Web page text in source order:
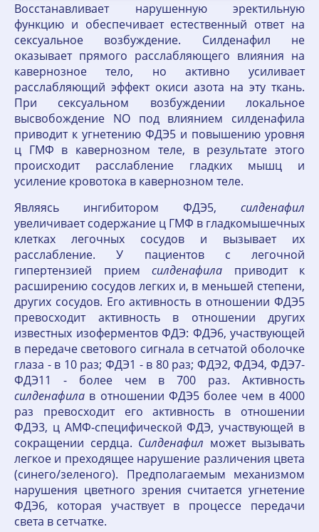
Восстанавливает нарушенную эректильную
функцию и обеспечивает естественный ответ на
сексуальное возбуждение. Силденафил не
оказывает прямого расслабляющего влияния на
кавернозное тело, но активно усиливает
расслабляющий эффект окиси азота на эту ткань.
При сексуальном возбуждении локальное
высвобождение NO под влиянием силденафила
приводит к угнетению ФДЭ5 и повышению уровня
ц ГМФ в кавернозном теле, в результате этого
происходит расслабление гладких мышц и
усиление кровотока в кавернозном теле.
Являясь ингибитором ФДЭ5, силденафил
увеличивает содержание ц ГМФ в гладкомышечных
клетках легочных сосудов и вызывает их
расслабление. У пациентов с легочной
гипертензией прием силденафила приводит к
расширению сосудов легких и, в меньшей степени,
других сосудов. Его активность в отношении ФДЭ5
превосходит активность в отношении других
известных изоферментов ФДЭ: ФДЭ6, участвующей
в передаче светового сигнала в сетчатой оболочке
глаза - в 10 раз; ФДЭ1 - в 80 раз; ФДЭ2, ФДЭ4, ФДЭ7-
ФДЭ11 - более чем в 700 раз. Активность
силденафила в отношении ФДЭ5 более чем в 4000
раз превосходит его активность в отношении
ФДЭ3, ц АМФ-специфической ФДЭ, участвующей в
сокращении сердца. Силденафил может вызывать
легкое и преходящее нарушение различения цвета
(синего/зеленого). Предполагаемым механизмом
нарушения цветного зрения считается угнетение
ФДЭ6, которая участвует в процессе передачи
света в сетчатке.